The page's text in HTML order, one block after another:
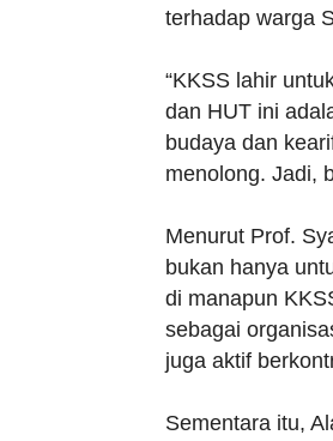
terhadap warga
“KKSS lahir
dan HUT ini
budaya dan
menolong. Jadi,
Menurut Prof.
bukan hanya
di manapun
sebagai
juga aktif
Sementara itu,